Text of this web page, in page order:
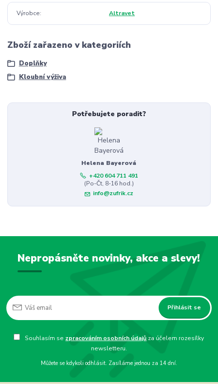
Výrobce Altravet
Zboží zařazeno v kategoriích
Doplňky
Kloubní výživa
Potřebujete poradit?
Helena Bayerová
+420 604 711 491
(Po-Čt, 8-16 hod.)
info@zufrik.cz
Nepropásněte novinky, akce a slevy!
Přihlásit se
Souhlasím se zpracováním osobních údajů za účelem rozesílky
newsletteru.
Můžete se kdykoli odhlásit. Zasíláme jednou za 14 dní.